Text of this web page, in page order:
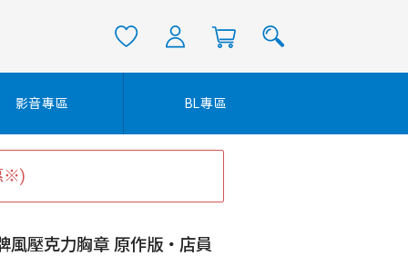
影音專區 BL專區
※)
風壓克力胸章 原作版・店員